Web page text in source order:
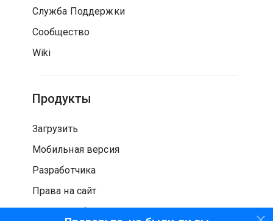
Служба Поддержки
Сообщество
Wiki
Продукты
Загрузить
Мобильная версия
Разработчика
Права на сайт
Проверка безопасности